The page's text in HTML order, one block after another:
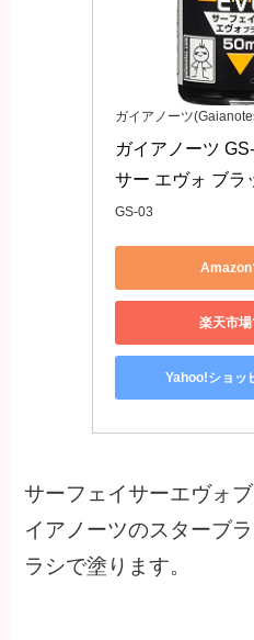
ガイアノーツ
ガイアノーツ
サー エヴォ ブラ
GS-03
Amazon
楽天市
Yahoo!ショッ
サーフェイサーエヴォ
イアノーツのスターブ
ラシで塗ります。